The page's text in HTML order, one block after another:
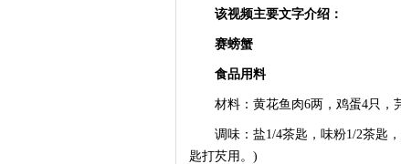
该视频主要文字介绍：
赛螃蟹
食品用料
材料：黄花鱼肉6两，鸡蛋4只，芫
调味：盐1/4茶匙，味粉1/2茶匙，
匙打芡用。)